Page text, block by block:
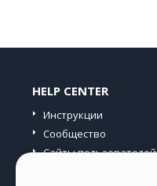
HELP CENTER
Инструкции
Сообщество
Сайты пользователей